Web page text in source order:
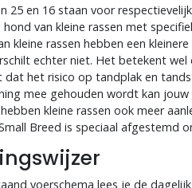
25 en 16 staan voor
hond van kleine rassen met
kleine rassen hebben een
echter niet. Het betekent
dat het risico op tandplak en
mee gehouden wordt kan
kleine rassen ook meer
Breed is speciaal afgestemd
voerschema lees je de